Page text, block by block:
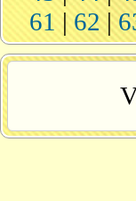
61 | 62|